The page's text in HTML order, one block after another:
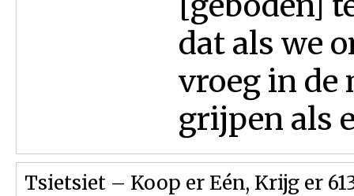
dat als we
vroeg in de
grijpen als
Tsietsiet – Koop er Eén, Krijg er